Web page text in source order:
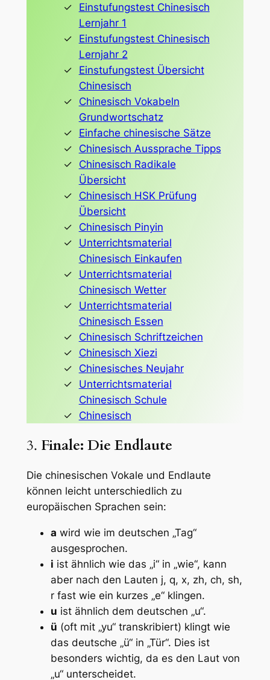
Einstufungstest Chinesisch
Lernjahr 1
Einstufungstest Chinesisch
Lernjahr 2
Einstufungstest Übersicht
Chinesisch
Chinesisch Vokabeln
Grundwortschatz
Einfache chinesische Sätze
Chinesisch Aussprache Tipps
Chinesisch Radikale
Übersicht
Chinesisch HSK Prüfung
Übersicht
Chinesisch Pinyin
Unterrichtsmaterial
Chinesisch Einkaufen
Unterrichtsmaterial
Chinesisch Wetter
Unterrichtsmaterial
Chinesisch Essen
Chinesisch Schriftzeichen
Chinesisch Xiezi
Chinesisches Neujahr
Unterrichtsmaterial
Chinesisch Schule
Chinesisch
3. Finale: Die Endlaute
Die chinesischen Vokale und Endlaute
können leicht unterschiedlich zu
europäischen Sprachen sein:
a wird wie im deutschen „Tag“
ausgesprochen.
i ist ähnlich wie das „i“ in „wie“, kann
aber nach den Lauten j, q, x, zh, ch, sh,
r fast wie ein kurzes „e“ klingen.
u ist ähnlich dem deutschen „u“.
ü (oft mit „yu“ transkribiert) klingt wie
das deutsche „ü“ in „Tür“. Dies ist
besonders wichtig, da es den Laut von
„u“ unterscheidet.